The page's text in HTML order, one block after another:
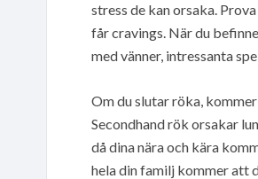
stress de kan orsaka.
får cravings. När du
med vänner, intressanta
Om du slutar röka,
Secondhand rök orsakar
då dina nära och kära
hela din familj kommer att